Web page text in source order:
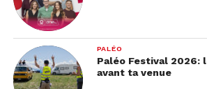
PALÉO
Paléo Festival 2026:
avant ta venue